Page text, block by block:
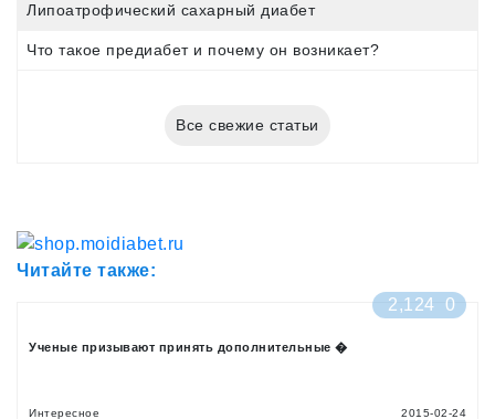
Липоатрофический сахарный диабет
Что такое предиабет и почему он возникает?
Все свежие статьи
Читайте также:
2,124 0
Ученые призывают принять дополнительные �
Интересное 2015-02-24